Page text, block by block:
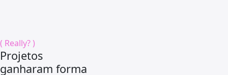
( Really? )
Projetos
ganharam forma